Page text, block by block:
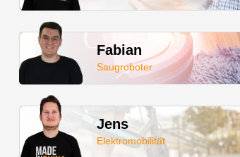
Fabian
Saugroboter
Jens
Elektromobilität